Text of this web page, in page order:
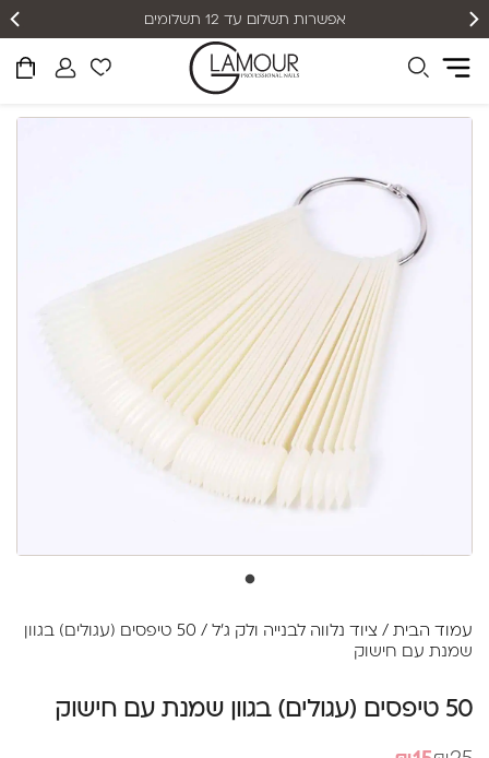
אפשרות תשלום עד 12 תשלומים
עמוד הבית / ציוד נלווה לבנייה ולק ג׳ל
/ 50 טיפסים (עגולים) בגוון
שמנת עם חישוק
50 טיפסים (עגולים) בגוון שמנת עם חישוק